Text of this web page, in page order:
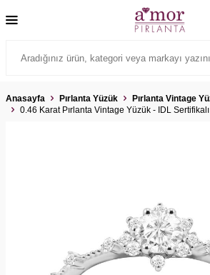
Anasayfa Pırlanta Yüzük
Pırlanta Vintage
0.46 Karat Pırlanta Vintage Yüzük - IDL Sertifikalı